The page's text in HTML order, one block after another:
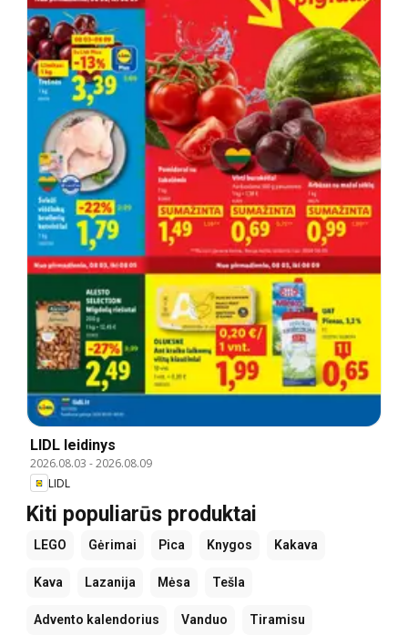
LIDL leidinys
2026.08.03 -2026.08.09
LIDL
Kiti populiarūs produktai
LEGO Gėrimai Pica Knygos Kakava
Kava Lazanija Mėsa Tešla
Advento kalendorius Vanduo Tiramisu